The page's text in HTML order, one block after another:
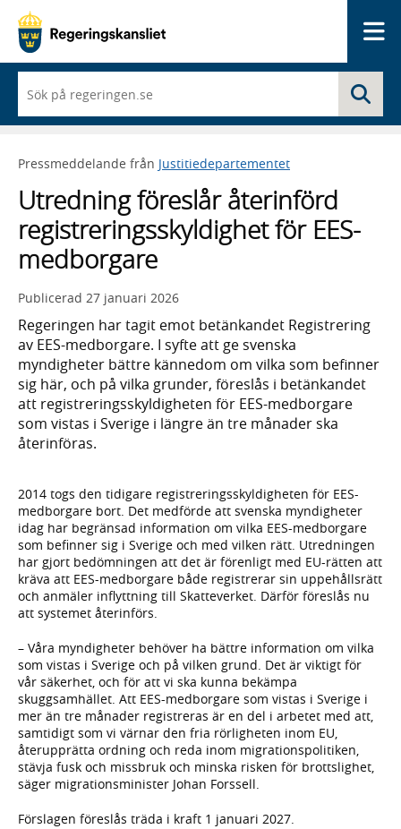
du
börjar
skriva
framträder
lista
med
sökförslag
Pressmeddelande från Justitiedepartementet
Utredning föreslår återinförd
registreringsskyldighet för EES-
medborgare
Publicerad 27 januari 2026
Regeringen har tagit emot betänkandet Registrering
av EES-medborgare. I syfte att ge svenska
myndigheter bättre kännedom om vilka som befinner
sig här, och på vilka grunder, föreslås i betänkandet
att registreringsskyldigheten för EES-medborgare
som vistas i Sverige i längre än tre månader ska
återinföras.
2014 togs den tidigare registreringsskyldigheten för EES-
medborgare bort. Det medförde att svenska myndigheter
idag har begränsad information om vilka EES-medborgare
som befinner sig i Sverige och med vilken rätt. Utredningen
har gjort bedömningen att det är förenligt med EU-rätten att
kräva att EES-medborgare både registrerar sin uppehållsrätt
och anmäler inflyttning till Skatteverket. Därför föreslås nu
att systemet återinförs.
– Våra myndigheter behöver ha bättre information om vilka
som vistas i Sverige och på vilken grund. Det är viktigt för
vår säkerhet, och för att vi ska kunna bekämpa
skuggsamhället. Att EES-medborgare som vistas i Sverige i
mer än tre månader registreras är en del i arbetet med att,
samtidigt som vi värnar den fria rörligheten inom EU,
återupprätta ordning och reda inom migrationspolitiken,
stävja fusk och missbruk och minska risken för brottslighet,
säger migrationsminister Johan Forssell.
Förslagen föreslås träda i kraft 1 januari 2027.